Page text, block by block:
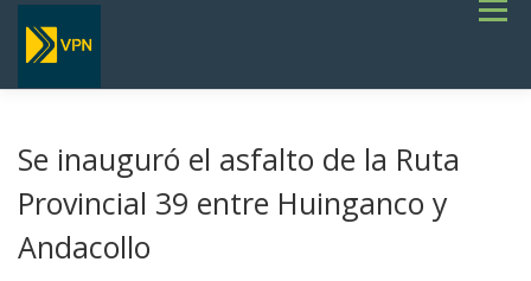
Saltar
contenido
Menú
SERVICIOS
GALERÍA
TERMINOS DE REFERENCIA GENERALES- OBRAS VIALES
Se inauguró el asfalto de la Ruta
Provincial 39 entre Huinganco y
Andacollo